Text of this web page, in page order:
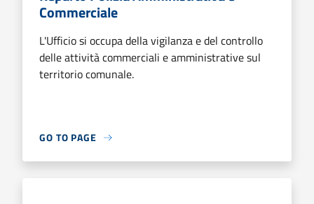
Commerciale
L'Ufficio si occupa della vigilanza e del controllo
delle attività commerciali e amministrative sul
territorio comunale.
GO TO PAGE